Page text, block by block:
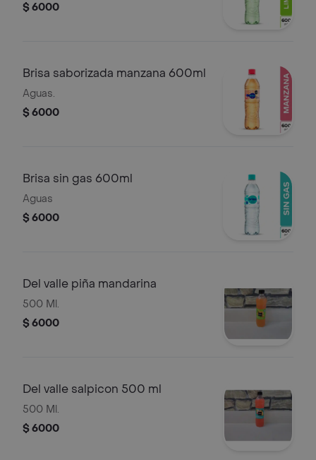
$ 6000
Brisa saborizada manzana 600ml
Aguas.
$ 6000
Brisa sin gas 600ml
Aguas
$ 6000
Del valle piña mandarina
500 Ml.
$ 6000
Del valle salpicon 500 ml
500 Ml.
$ 6000